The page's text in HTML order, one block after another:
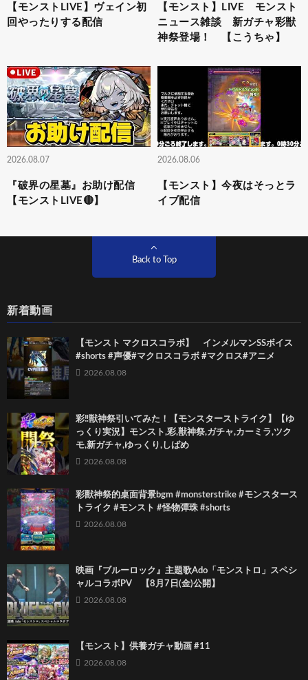
【モンストLIVE】ヴェイン初
回やったりする配信
【モンスト】LIVE モンスト
ニュース雑談 新ガチャ彩獣
神祭登場！ 【こうちゃ】
2026.08.07
『破界の星墓』お助け配信
【モンストLIVE🔴】
2026.08.06
【モンスト】今夜はそっとラ
イブ配信
Back to Top
新着動画
【モンスト マクロスコラボ】 インメルマンSSボイス
#shorts #声優#マクロスコラボ #マクロス#アニメ
2026.08.08
彩‼獣神祭引いてみた！【モンスターストライク】【ゆ
っくり実況】モンスト,彩,獣神祭,ガチャ,カーミラ,ツク
モ,新ガチャ,ゆっくり,しばめ
2026.08.08
彩獸神祭的桌面背景bgm #monsterstrike #モンスタース
トライク #モンスト #怪物彈珠 #shorts
2026.08.08
映画『ブルーロック』主題歌Ado「モンストロ」スペシ
ャルコラボPV 【8月7日(金)公開】
2026.08.08
【モンスト】供養ガチャ動画 #11
2026.08.08